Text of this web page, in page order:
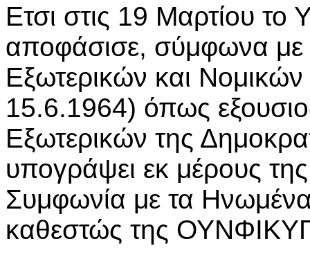
Ετσι στις 19 Μαρτίου το
αποφάσισε, σύμφωνα
Εξωτερικών και
15.6.1964) όπως
Εξωτερικών της
υπογράψει εκ μέρους
Συμφωνία με τα
καθεστώς της